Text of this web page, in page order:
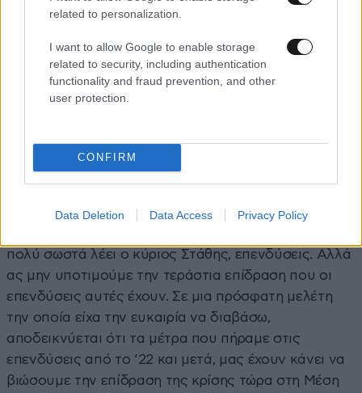
related to personalization.
I want to allow Google to enable storage
related to security, including authentication
functionality and fraud prevention, and other
user protection.
CONFIRM
Data Deletion Data Access Privacy Policy
Δηλαδή, είναι μέτρα που θα τα νιώσει στην τσέπη
κομμάτι του κόστους του νοικοκυριού. Για τι πόρους
μιλάμε;
Κυριάκος Πιερρακάκης
απλώνεται από το ‘26 μέχρι το ‘28, έχει ένα
συγκεκριμένο τρόπο υπολογισμού…για εμάς αυτό
αφορά -να το πω επίσης απλά- μια επιταγή που θα
πολύ σωστά λέει ο κύριος Στάθης, επενδύσεις. Αλλά
ας μην υποτιμούμε την τεράστια επίδραση που οι
επενδύσεις αυτές έχουν. Σε μια πρόσφατη μελέτη
την οποία είχα την ευκαιρία να διαβάσω,
αποδεικνύεται ότι τα μέτρα που πήραμε στις
επενδύσεις από το ‘22 και μετά, μας έχουν κάνει να
βιώσουμε την επίδραση της κρίσης τώρα στη Μέση